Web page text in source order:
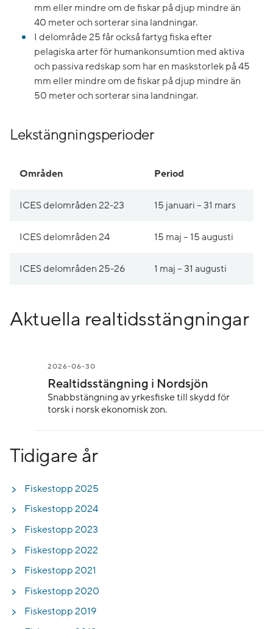
mm eller mindre om de fiskar på djup mindre än
40 meter och sorterar sina landningar.
I delområde 25 får också fartyg fiska efter
pelagiska arter för humankonsumtion med aktiva
och passiva redskap som har en maskstorlek på 45
mm eller mindre om de fiskar på djup mindre än
50 meter och sorterar sina landningar.
Lekstängningsperioder
Områden Period
ICES delområden 22-23 15 januari – 31 mars
ICES delområden 24 15 maj – 15 augusti
ICES delområden 25-26 1 maj – 31 augusti
Aktuella realtids­stängningar
2026-06-30
Realtids­stängning i Nordsjön
Snabbstängning av yrkesfiske till skydd för
torsk i norsk ekonomisk zon.
Tidigare år
Fiskestopp 2025
Fiskestopp 2024
Fiskestopp 2023
Fiskestopp 2022
Fiskestopp 2021
Fiskestopp 2020
Fiskestopp 2019